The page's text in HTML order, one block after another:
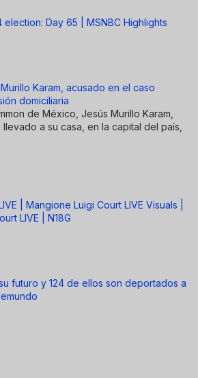
Day 65 | MSNBC Highlights
Karam, acusado en el caso
domiciliaria
de México, Jesús Murillo Karam,
a su casa, en la capital del país,
| Mangione Luigi Court LIVE Visuals |
LIVE | N18G
futuro y 124 de ellos son deportados a